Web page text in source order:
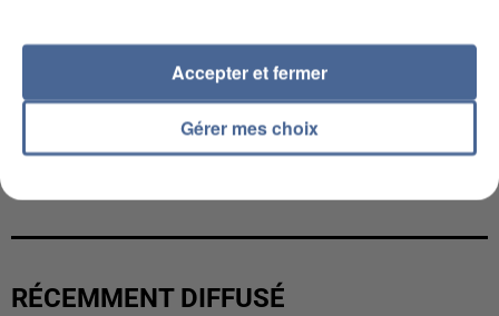
L’UN DES FONDATEURS SUPPOSÉS DE LA DZ
RÉCEMMENT DIFFUSÉ
Gérer mes choix
Accepter et fermer